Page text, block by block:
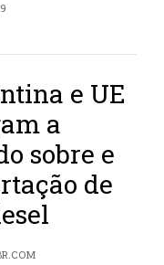
e UE
a
sobre e
de